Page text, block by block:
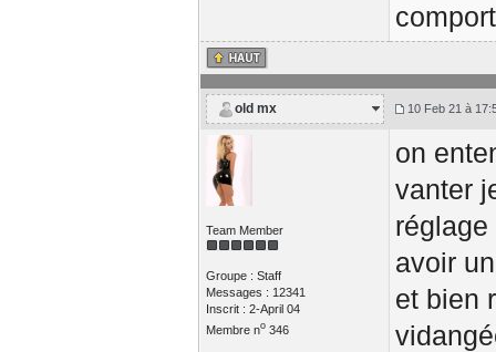
old mx 10 Feb 21 à
Team Member
Groupe : Staff
Messages : 12341
Inscrit : 2-April 04
Membre no346
on
vanter
avoir
et bien